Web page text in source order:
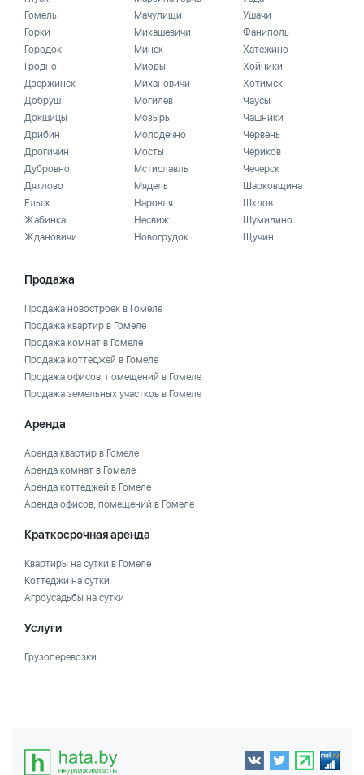
Гомель
Горки
Городок
Гродно
Дзержинск
Добруш
Докшицы
Дрибин
Дрогичин
Дубровно
Дятлово
Ельск
Жабинка
Ждановичи
Мачулищи
Микашевичи
Минск
Миоры
Михановичи
Могилев
Мозырь
Молодечно
Мосты
Мстиславль
Мядель
Наровля
Несвиж
Новогрудок
Ушачи
Фаниполь
Хатежино
Хойники
Хотимск
Чаусы
Чашники
Червень
Чериков
Чечерск
Шарковщина
Шклов
Шумилино
Щучин
Продажа
Продажа новостроек в Гомеле
Продажа квартир в Гомеле
Продажа комнат в Гомеле
Продажа коттеджей в Гомеле
Продажа офисов, помещений в Гомеле
Продажа земельных участков в Гомеле
Аренда
Аренда квартир в Гомеле
Аренда комнат в Гомеле
Аренда коттеджей в Гомеле
Аренда офисов, помещений в Гомеле
Краткосрочная аренда
Квартиры на сутки в Гомеле
Коттеджи на сутки
Агроусадьбы на сутки
Услуги
Грузоперевозки